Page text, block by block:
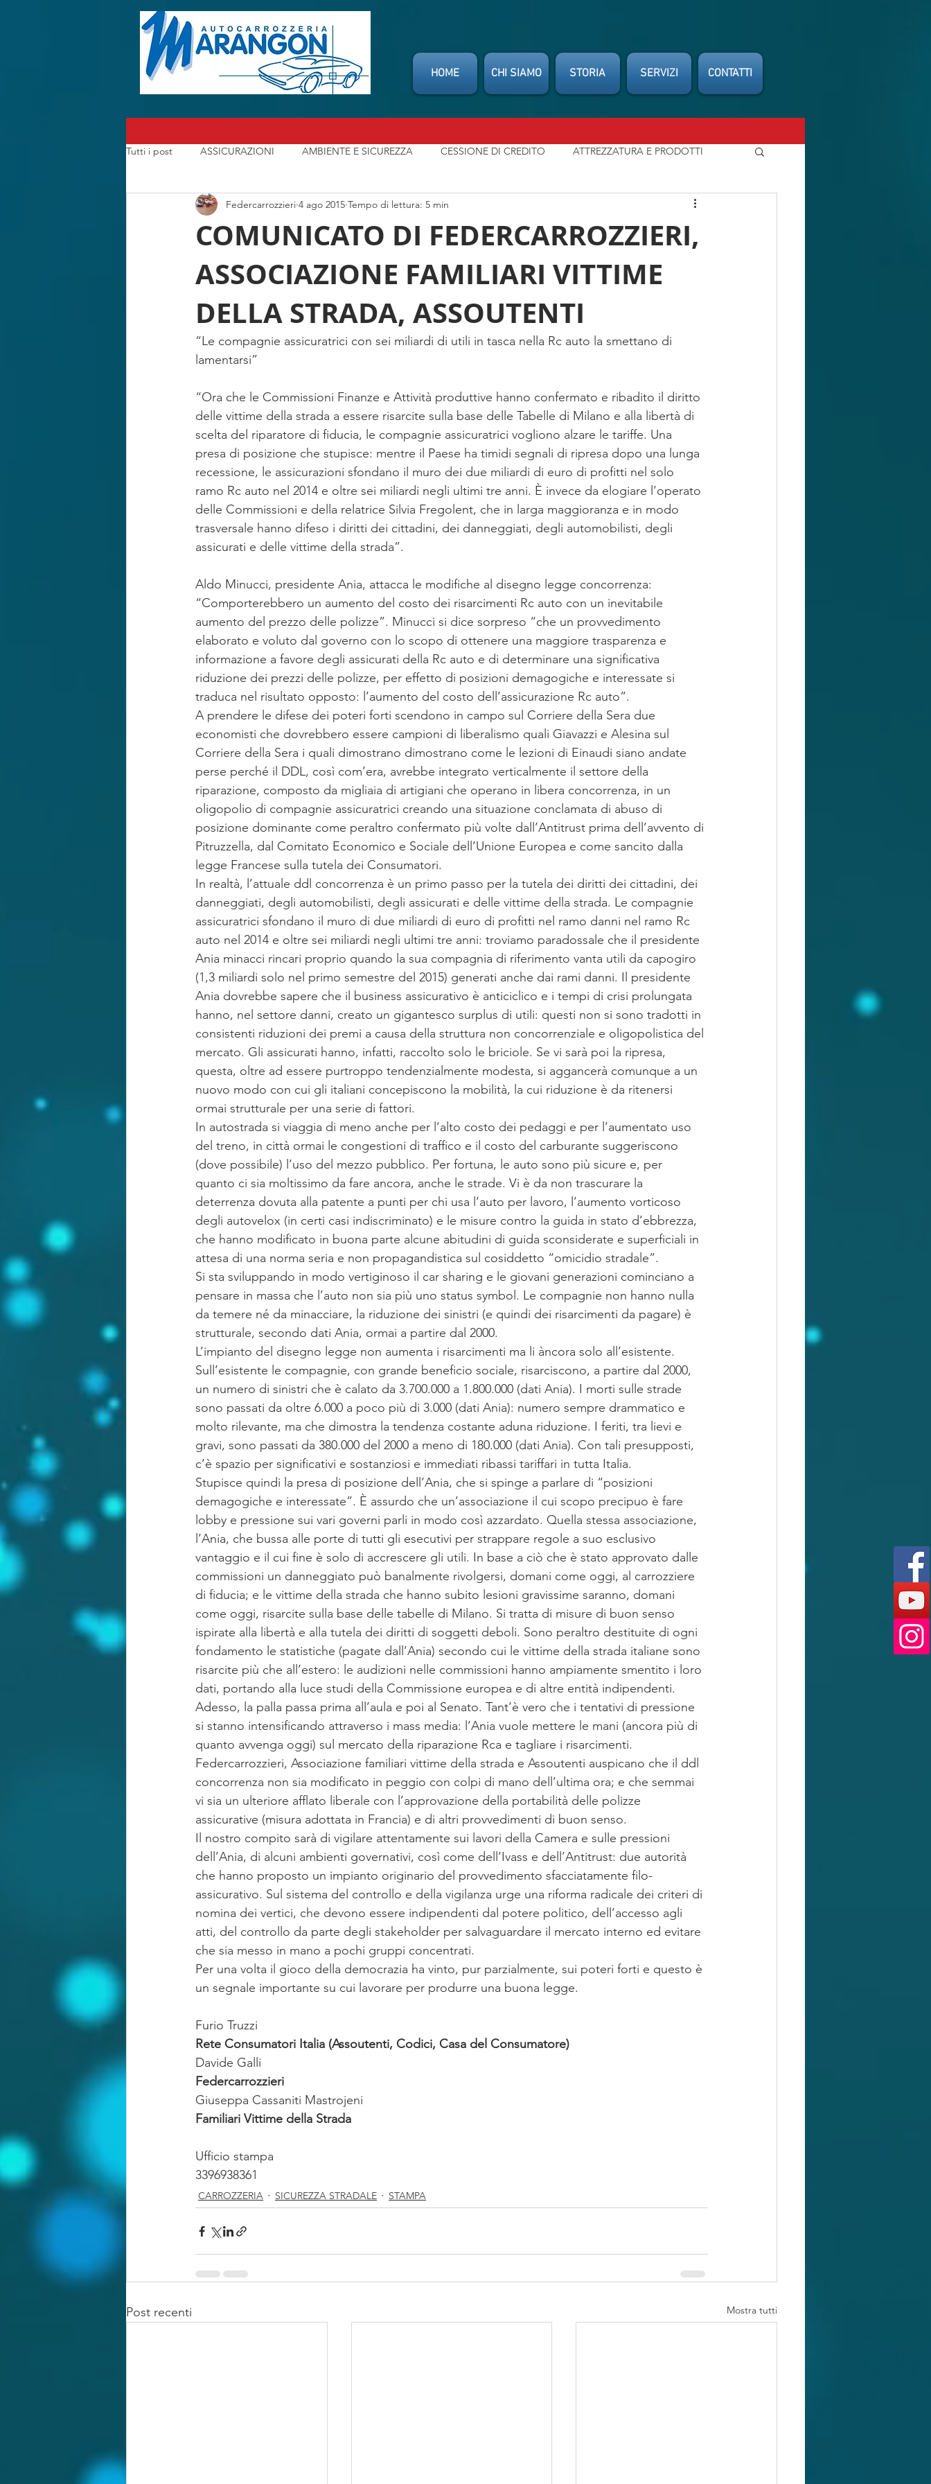
HOME CHI SIAMO STORIA SERVIZI CONTATTI
Tutti i post ASSICURAZIONI AMBIENTE E SICUREZZA CESSIONE DI CREDITO ATTREZZATURA E PRODOTTI
CARROZZERIA CONSORZI ASSOCIAZIONI CONSUMATORI FEDERCARROZZIERI
RISARCIMENTO IN FORMA SPECIFICA Oxygen SICUREZZA STRADALE STAMPA
COMUNICATO DI FEDERCARROZZIERI,
ASSOCIAZIONE FAMILIARI VITTIME
DELLA STRADA, ASSOUTENTI
Federcarrozzieri 4 ago 2015 Tempo di lettura: 5 min
“Le compagnie assicuratrici con sei miliardi di utili in tasca nella Rc auto la smettano di
lamentarsi”
“Ora che le Commissioni Finanze e Attività produttive hanno confermato e ribadito il diritto
delle vittime della strada a essere risarcite sulla base delle Tabelle di Milano e alla libertà di
scelta del riparatore di fiducia, le compagnie assicuratrici vogliono alzare le tariffe. Una
presa di posizione che stupisce: mentre il Paese ha timidi segnali di ripresa dopo una lunga
recessione, le assicurazioni sfondano il muro dei due miliardi di euro di profitti nel solo
ramo Rc auto nel 2014 e oltre sei miliardi negli ultimi tre anni. È invece da elogiare l’operato
delle Commissioni e della relatrice Silvia Fregolent, che in larga maggioranza e in modo
trasversale hanno difeso i diritti dei cittadini, dei danneggiati, degli automobilisti, degli
assicurati e delle vittime della strada”.
Aldo Minucci, presidente Ania, attacca le modifiche al disegno legge concorrenza:
“Comporterebbero un aumento del costo dei risarcimenti Rc auto con un inevitabile
aumento del prezzo delle polizze”. Minucci si dice sorpreso “che un provvedimento
elaborato e voluto dal governo con lo scopo di ottenere una maggiore trasparenza e
informazione a favore degli assicurati della Rc auto e di determinare una significativa
riduzione dei prezzi delle polizze, per effetto di posizioni demagogiche e interessate si
traduca nel risultato opposto: l’aumento del costo dell’assicurazione Rc auto”.
A prendere le difese dei poteri forti scendono in campo sul Corriere della Sera due
economisti che dovrebbero essere campioni di liberalismo quali Giavazzi e Alesina sul
Corriere della Sera i quali dimostrano dimostrano come le lezioni di Einaudi siano andate
perse perché il DDL, così com’era, avrebbe integrato verticalmente il settore della
riparazione, composto da migliaia di artigiani che operano in libera concorrenza, in un
oligopolio di compagnie assicuratrici creando una situazione conclamata di abuso di
posizione dominante come peraltro confermato più volte dall’Antitrust prima dell’avvento di
Pitruzzella, dal Comitato Economico e Sociale dell’Unione Europea e come sancito dalla
legge Francese sulla tutela dei Consumatori.
In realtà, l’attuale ddl concorrenza è un primo passo per la tutela dei diritti dei cittadini, dei
danneggiati, degli automobilisti, degli assicurati e delle vittime della strada. Le compagnie
assicuratrici sfondano il muro di due miliardi di euro di profitti nel ramo danni nel ramo Rc
auto nel 2014 e oltre sei miliardi negli ultimi tre anni: troviamo paradossale che il presidente
Ania minacci rincari proprio quando la sua compagnia di riferimento vanta utili da capogiro
(1,3 miliardi solo nel primo semestre del 2015) generati anche dai rami danni. Il presidente
Ania dovrebbe sapere che il business assicurativo è anticiclico e i tempi di crisi prolungata
hanno, nel settore danni, creato un gigantesco surplus di utili: questi non si sono tradotti in
consistenti riduzioni dei premi a causa della struttura non concorrenziale e oligopolistica del
mercato. Gli assicurati hanno, infatti, raccolto solo le briciole. Se vi sarà poi la ripresa,
questa, oltre ad essere purtroppo tendenzialmente modesta, si aggancerà comunque a un
nuovo modo con cui gli italiani concepiscono la mobilità, la cui riduzione è da ritenersi
ormai strutturale per una serie di fattori.
In autostrada si viaggia di meno anche per l’alto costo dei pedaggi e per l’aumentato uso
del treno, in città ormai le congestioni di traffico e il costo del carburante suggeriscono
(dove possibile) l’uso del mezzo pubblico. Per fortuna, le auto sono più sicure e, per
quanto ci sia moltissimo da fare ancora, anche le strade. Vi è da non trascurare la
deterrenza dovuta alla patente a punti per chi usa l’auto per lavoro, l’aumento vorticoso
degli autovelox (in certi casi indiscriminato) e le misure contro la guida in stato d’ebbrezza,
che hanno modificato in buona parte alcune abitudini di guida sconsiderate e superficiali in
attesa di una norma seria e non propagandistica sul cosiddetto “omicidio stradale”.
Si sta sviluppando in modo vertiginoso il car sharing e le giovani generazioni cominciano a
pensare in massa che l’auto non sia più uno status symbol. Le compagnie non hanno nulla
da temere né da minacciare, la riduzione dei sinistri (e quindi dei risarcimenti da pagare) è
strutturale, secondo dati Ania, ormai a partire dal 2000.
L’impianto del disegno legge non aumenta i risarcimenti ma li àncora solo all’esistente.
Sull’esistente le compagnie, con grande beneficio sociale, risarciscono, a partire dal 2000,
un numero di sinistri che è calato da 3.700.000 a 1.800.000 (dati Ania). I morti sulle strade
sono passati da oltre 6.000 a poco più di 3.000 (dati Ania): numero sempre drammatico e
molto rilevante, ma che dimostra la tendenza costante aduna riduzione. I feriti, tra lievi e
gravi, sono passati da 380.000 del 2000 a meno di 180.000 (dati Ania). Con tali presupposti,
c’è spazio per significativi e sostanziosi e immediati ribassi tariffari in tutta Italia.
Stupisce quindi la presa di posizione dell’Ania, che si spinge a parlare di “posizioni
demagogiche e interessate”. È assurdo che un’associazione il cui scopo precipuo è fare
lobby e pressione sui vari governi parli in modo così azzardato. Quella stessa associazione,
l’Ania, che bussa alle porte di tutti gli esecutivi per strappare regole a suo esclusivo
vantaggio e il cui fine è solo di accrescere gli utili. In base a ciò che è stato approvato dalle
commissioni un danneggiato può banalmente rivolgersi, domani come oggi, al carrozziere
di fiducia; e le vittime della strada che hanno subito lesioni gravissime saranno, domani
come oggi, risarcite sulla base delle tabelle di Milano. Si tratta di misure di buon senso
ispirate alla libertà e alla tutela dei diritti di soggetti deboli. Sono peraltro destituite di ogni
fondamento le statistiche (pagate dall’Ania) secondo cui le vittime della strada italiane sono
risarcite più che all’estero: le audizioni nelle commissioni hanno ampiamente smentito i loro
dati, portando alla luce studi della Commissione europea e di altre entità indipendenti.
Adesso, la palla passa prima all’aula e poi al Senato. Tant’è vero che i tentativi di pressione
si stanno intensificando attraverso i mass media: l’Ania vuole mettere le mani (ancora più di
quanto avvenga oggi) sul mercato della riparazione Rca e tagliare i risarcimenti.
Federcarrozzieri, Associazione familiari vittime della strada e Assoutenti auspicano che il ddl
concorrenza non sia modificato in peggio con colpi di mano dell’ultima ora; e che semmai
vi sia un ulteriore afflato liberale con l’approvazione della portabilità delle polizze
assicurative (misura adottata in Francia) e di altri provvedimenti di buon senso.
Il nostro compito sarà di vigilare attentamente sui lavori della Camera e sulle pressioni
dell’Ania, di alcuni ambienti governativi, così come dell’Ivass e dell’Antitrust: due autorità
che hanno proposto un impianto originario del provvedimento sfacciatamente filo-
assicurativo. Sul sistema del controllo e della vigilanza urge una riforma radicale dei criteri di
nomina dei vertici, che devono essere indipendenti dal potere politico, dell’accesso agli
atti, del controllo da parte degli stakeholder per salvaguardare il mercato interno ed evitare
che sia messo in mano a pochi gruppi concentrati.
Per una volta il gioco della democrazia ha vinto, pur parzialmente, sui poteri forti e questo è
un segnale importante su cui lavorare per produrre una buona legge.
Furio Truzzi
Rete Consumatori Italia (Assoutenti, Codici, Casa del Consumatore)
Davide Galli
Federcarrozzieri
Giuseppa Cassaniti Mastrojeni
Familiari Vittime della Strada
Ufficio stampa
3396938361
CARROZZERIA SICUREZZA STRADALE STAMPA
Post recenti Mostra tutti